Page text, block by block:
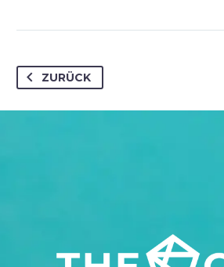
ZURÜCK